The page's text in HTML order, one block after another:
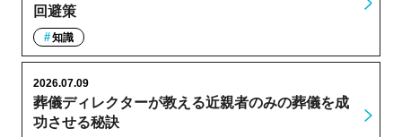
回避策
知識
葬儀ディレクターが教える近親者のみの葬儀を成
功させる秘訣
2026.07.09